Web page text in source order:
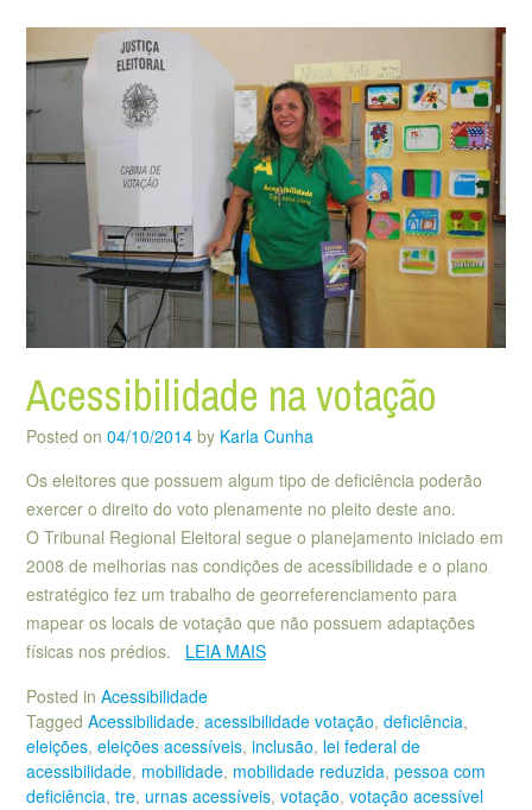
Acessibilidade na votação
Posted on 04/10/2014 by Karla Cunha
Os eleitores que possuem algum tipo de deficiência poderão
exercer o direito do voto plenamente no pleito deste ano.
O Tribunal Regional Eleitoral segue o planejamento iniciado em
2008 de melhorias nas condições de acessibilidade e o plano
estratégico fez um trabalho de georreferenciamento para
mapear os locais de votação que não possuem adaptações
físicas nos prédios. LEIA MAIS
Posted in Acessibilidade
Tagged Acessibilidade, acessibilidade votação, deficiência,
eleições, eleições acessíveis, inclusão, lei federal de
acessibilidade, mobilidade, mobilidade reduzida, pessoa com
deficiência, tre, urnas acessíveis, votação, votação acessível